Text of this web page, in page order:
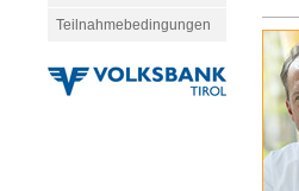
Teilnahmebedingungen